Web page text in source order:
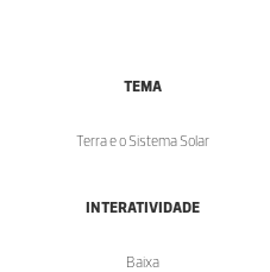
TEMA
Terra e o Sistema Solar
INTERATIVIDADE
Baixa